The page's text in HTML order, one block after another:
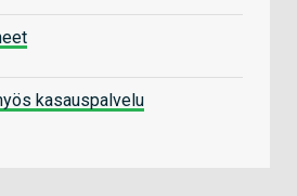
kasauspalvelu